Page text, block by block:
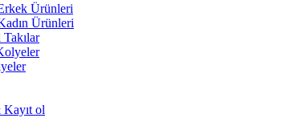
Ürünleri
Ürünleri
ol